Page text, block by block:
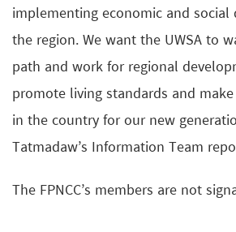
implementing economic and
the region. We want the UWSA to
path and work for regional
promote living standards and
in the country for our new
Tatmadaw’s Information Team
The FPNCC’s members are not